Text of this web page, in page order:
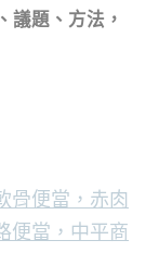
議題、方法，
骨便當，赤肉
便當，中平商